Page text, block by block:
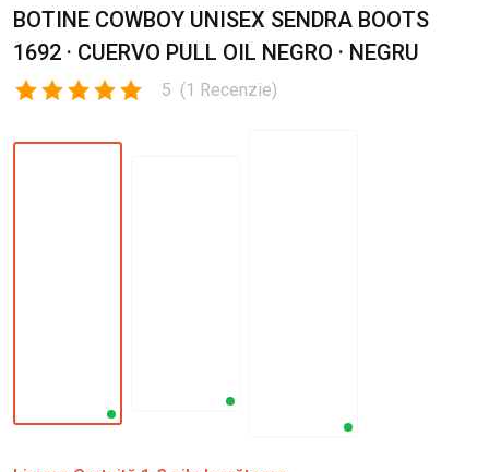
BOTINE COWBOY UNISEX SENDRA BOOTS
1692 · CUERVO PULL OIL NEGRO · NEGRU
5 (1 Recenzie)